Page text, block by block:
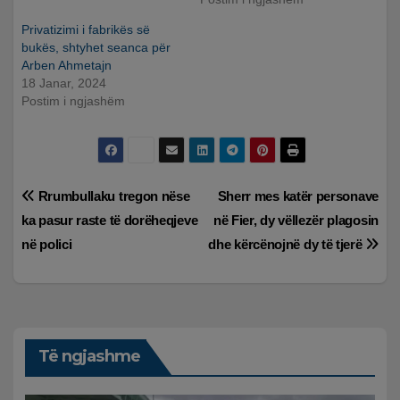
Privatizimi i fabrikës së
bukës, shtyhet seanca për
Arben Ahmetajn
18 Janar, 2024
Postim i ngjashëm
Lëvizje
te
Sherr mes katër personave
në Fier, dy vëllezër plagosin
dhe kërcënojnë dy të tjerë
Rrumbullaku tregon nëse
ka pasur raste të dorëheqjeve
në polici
Të ngjashme